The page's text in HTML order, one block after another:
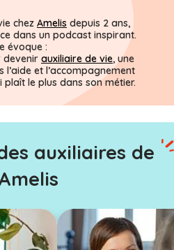
chez Amelis depuis 2 ans,
dans un podcast inspirant.
évoque :
devenir auxiliaire de vie, une
et l’accompagnement
le plus dans son métier.
auxiliaires de